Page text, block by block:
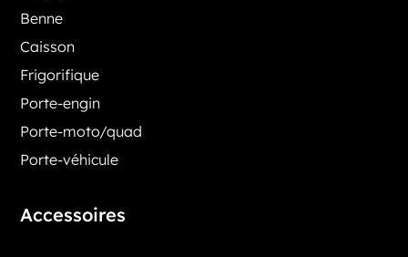
Benne
Caisson
Frigorifique
Porte-engin
Porte-moto/quad
Porte-véhicule
Accessoires